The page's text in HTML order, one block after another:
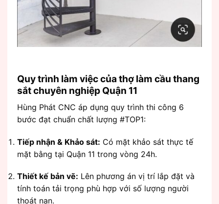
Quy trình làm việc của thợ làm cầu thang
sắt chuyên nghiệp Quận 11
Hùng Phát CNC áp dụng quy trình thi công 6
bước đạt chuẩn chất lượng #TOP1:
Tiếp nhận & Khảo sát: Có mặt khảo sát thực tế
mặt bằng tại Quận 11 trong vòng 24h.
Thiết kế bản vẽ: Lên phương án vị trí lắp đặt và
tính toán tải trọng phù hợp với số lượng người
thoát nạn.